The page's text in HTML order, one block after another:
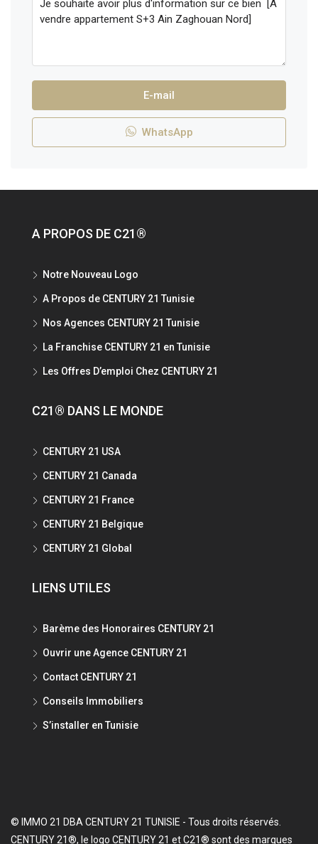
E-mail
WhatsApp
A PROPOS DE C21®
Notre Nouveau Logo
A Propos de CENTURY 21 Tunisie
Nos Agences CENTURY 21 Tunisie
La Franchise CENTURY 21 en Tunisie
Les Offres D’emploi Chez CENTURY 21
C21® DANS LE MONDE
CENTURY 21 USA
CENTURY 21 Canada
CENTURY 21 France
CENTURY 21 Belgique
CENTURY 21 Global
LIENS UTILES
Barème des Honoraires CENTURY 21
Ouvrir une Agence CENTURY 21
Contact CENTURY 21
Conseils Immobiliers
S’installer en Tunisie
© IMMO 21 DBA CENTURY 21 TUNISIE - Tous droits réservés.
CENTURY 21®, le logo CENTURY 21 et C21® sont des marques